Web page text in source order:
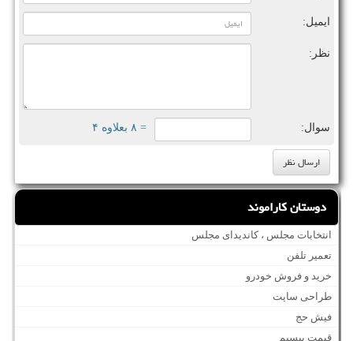
ایمیل:
نظر:
سوال: = ۸ بعلاوه ۴
دوستان کاراموند
انتخابات مجلس ، کاندیدای مجلس
تعمیر تلفن
خرید و فروش خودرو
طراحی سایت
فیش حج
قیمت بیسیم